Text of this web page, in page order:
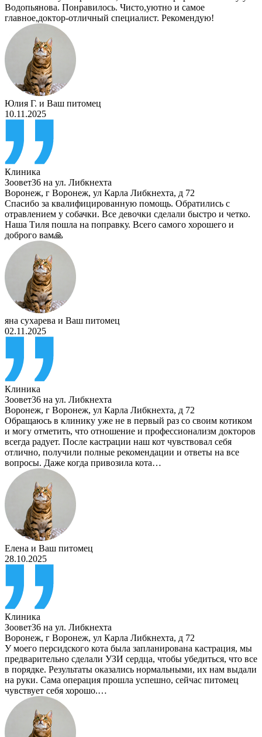
Водопьянова. Понравилось. Чисто,уютно и самое
главное,доктор-отличный специалист. Рекомендую!
Юлия Г. и Ваш питомец
10.11.2025
Клиника
Зоовет36 на ул. Либкнехта
Воронеж, г Воронеж, ул Карла Либкнехта, д 72
Спасибо за квалифицированную помощь. Обратились с
отравлением у собачки. Все девочки сделали быстро и четко.
Наша Тиля пошла на поправку. Всего самого хорошего и
доброго вам🙏
яна сухарева и Ваш питомец
02.11.2025
Клиника
Зоовет36 на ул. Либкнехта
Воронеж, г Воронеж, ул Карла Либкнехта, д 72
Обращаюсь в клинику уже не в первый раз со своим котиком
и могу отметить, что отношение и профессионализм докторов
всегда радует. После кастрации наш кот чувствовал себя
отлично, получили полные рекомендации и ответы на все
вопросы. Даже когда привозила кота…
Елена и Ваш питомец
28.10.2025
Клиника
Зоовет36 на ул. Либкнехта
Воронеж, г Воронеж, ул Карла Либкнехта, д 72
У моего персидского кота была запланирована кастрация, мы
предварительно сделали УЗИ сердца, чтобы убедиться, что все
в порядке. Результаты оказались нормальными, их нам выдали
на руки. Сама операция прошла успешно, сейчас питомец
чувствует себя хорошо.…